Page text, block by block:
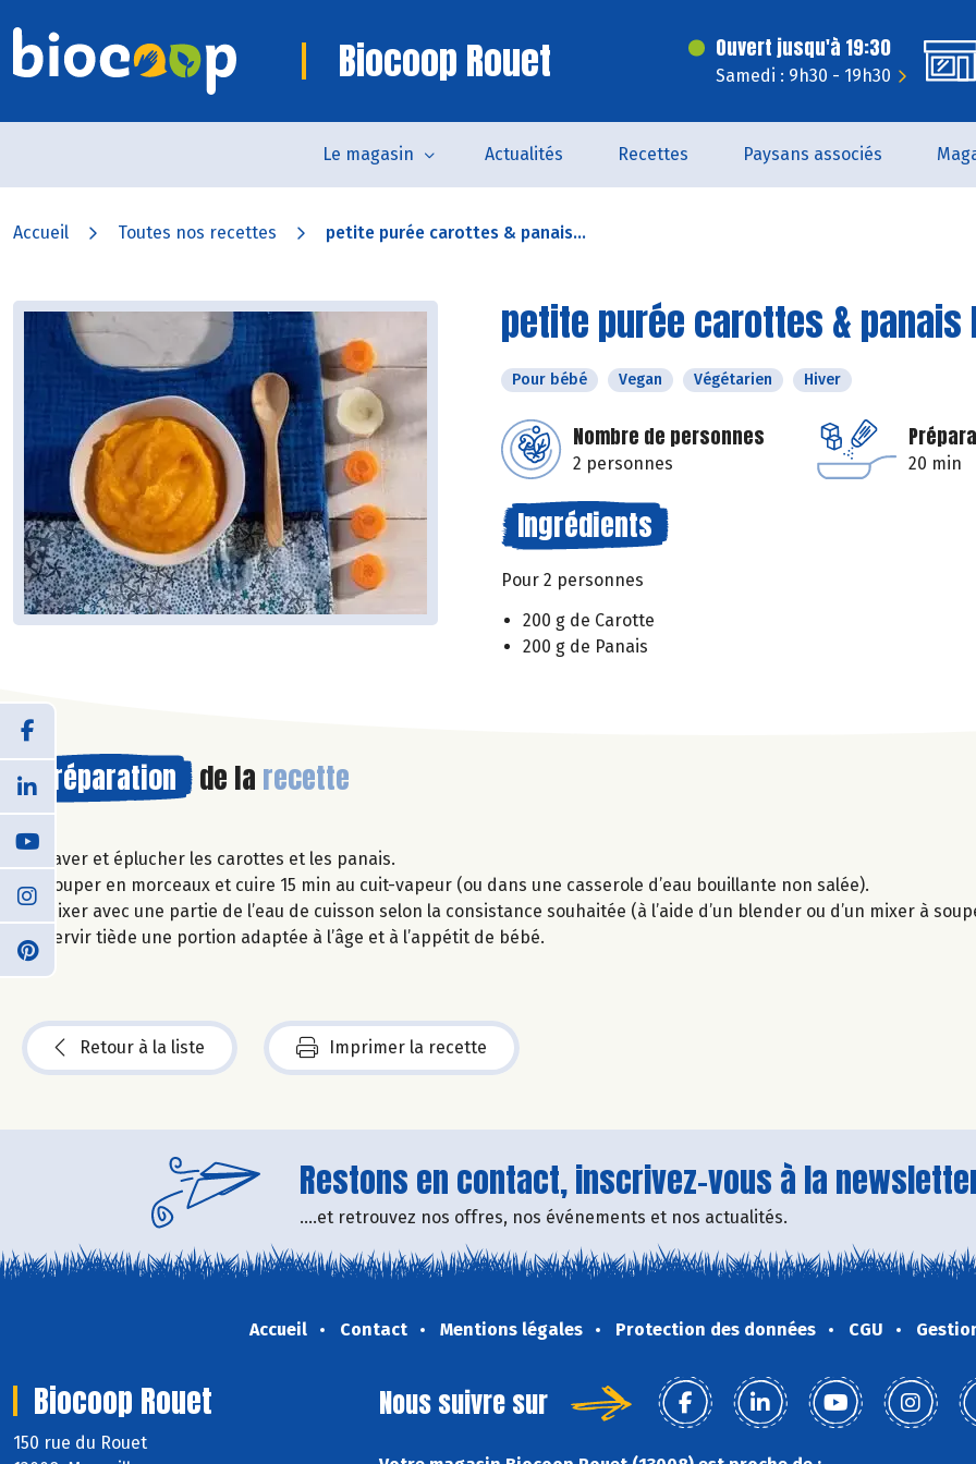
Biocoop Rouet Ouvert jusqu'à 19:30
Samedi : 9h30 - 19h30
Le magasin Actualités Recettes Paysans associés
Accueil Toutes nos recettes petite purée carottes & panais...
petite purée carottes & panais
Pour bébé Vegan Végétarien Hiver
Nombre de personnes
2 personnes 20 min
Ingrédients
Pour 2 personnes
200 g de Carotte
200 g de Panais
Préparation de la recette
Laver et éplucher les carottes et les panais.
Couper en morceaux et cuire 15 min au cuit-vapeur (ou dans une casserole d’eau bouillante non salée).
Mixer avec une partie de l’eau de cuisson selon la consistance souhaitée (à l’aide d’un blender ou d’un mixer à
Servir tiède une portion adaptée à l’âge et à l’appétit de bébé.
Retour à la liste Imprimer la recette
Restons en contact, inscrivez-vous à la
....et retrouvez nos offres, nos événements et nos actualités.
Accueil Contact Mentions légales Protection des données CGU
Biocoop Rouet
150 rue du Rouet
Nous suivre sur